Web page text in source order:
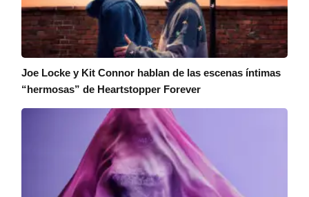
Joe Locke y Kit Connor hablan de las escenas íntimas
“hermosas” de Heartstopper Forever